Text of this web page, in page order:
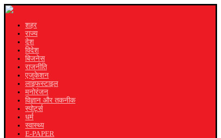
शहर
राज्य
देश
विदेश
बिजनेस
राजनीति
एजुकेशन
लाइफस्टाइल
मनोरंजन
विज्ञान और तकनीक
स्पोर्ट्स
धर्म
स्वास्थ्य
E-PAPER